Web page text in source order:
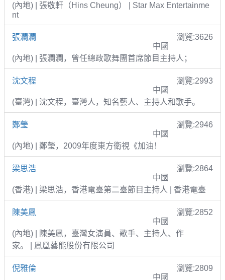
(內地) | 張敬軒（Hins Cheung） | Star Max Entertainme
nt
張瀾瀾
瀏覽:3626
中國
(內地) | 張瀾瀾，曾任總政歌舞團首席節目主持人；
沈文程
瀏覽:2993
中國
(臺灣) | 沈文程，臺灣人，知名藝人、主持人和歌手。
鄭瑩
瀏覽:2946
中國
(內地) | 鄭瑩，2009年度東方衛視《加油！
梁思浩
瀏覽:2864
中國
(香港) | 梁思浩，香港電臺第二臺節目主持人 | 香港電臺
陳美鳳
瀏覽:2852
中國
(內地) | 陳美鳳，臺灣女演員、歌手、主持人、作
家。 | 鳳凰藝能股份有限公司
倪雅倫
瀏覽:2809
中國